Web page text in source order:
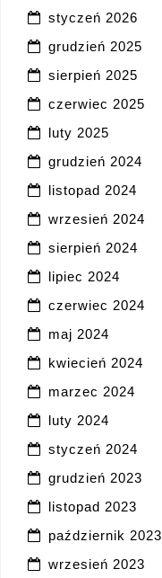
styczeń 2026
grudzień 2025
sierpień 2025
czerwiec 2025
luty 2025
grudzień 2024
listopad 2024
wrzesień 2024
sierpień 2024
lipiec 2024
czerwiec 2024
maj 2024
kwiecień 2024
marzec 2024
luty 2024
styczeń 2024
grudzień 2023
listopad 2023
październik 2023
wrzesień 2023